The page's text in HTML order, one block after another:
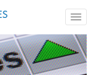
Toggle